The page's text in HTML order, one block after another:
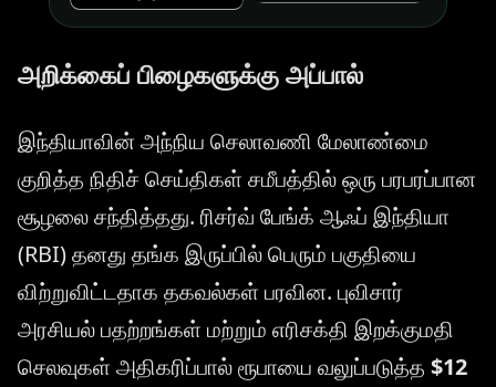
அறிக்கைப் பிழைகளுக்கு அப்பால்
இந்தியாவின் அந்நிய செலாவணி மேலாண்மை
குறித்த நிதிச் செய்திகள் சமீபத்தில் ஒரு பரபரப்பான
சூழலை சந்தித்தது. ரிசர்வ் பேங்க் ஆஃப் இந்தியா
(RBI) தனது தங்க இருப்பில் பெரும் பகுதியை
விற்றுவிட்டதாக தகவல்கள் பரவின. புவிசார்
அரசியல் பதற்றங்கள் மற்றும் எரிசக்தி இறக்குமதி
செலவுகள் அதிகரிப்பால் ரூபாயை வலுப்படுத்த $12